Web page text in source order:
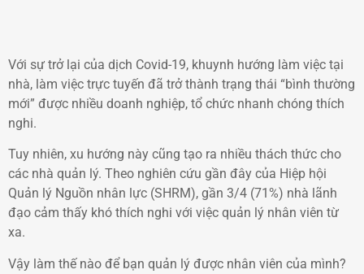
Với sự trở lại của dịch Covid-19, khuynh hướng làm việc tại
nhà, làm việc trực tuyến đã trở thành trạng thái “bình thường
mới” được nhiều doanh nghiệp, tổ chức nhanh chóng thích
nghi.
Tuy nhiên, xu hướng này cũng tạo ra nhiều thách thức cho
các nhà quản lý. Theo nghiên cứu gần đây của Hiệp hội
Quản lý Nguồn nhân lực (SHRM), gần 3/4 (71%) nhà lãnh
đạo cảm thấy khó thích nghi với việc quản lý nhân viên từ
xa.
Vậy làm thế nào để bạn quản lý được nhân viên của mình?